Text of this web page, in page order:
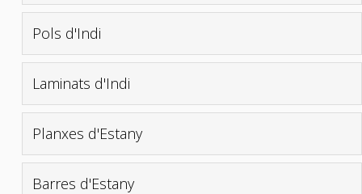
Pols d'Indi
Laminats d'Indi
Planxes d'Estany
Barres d'Estany